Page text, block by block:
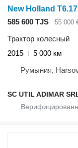
New Holland
585 600 TJS
55 000
Трактор колесный
2015
5 000 км
Румыния,
SC UTIL ADIMAR